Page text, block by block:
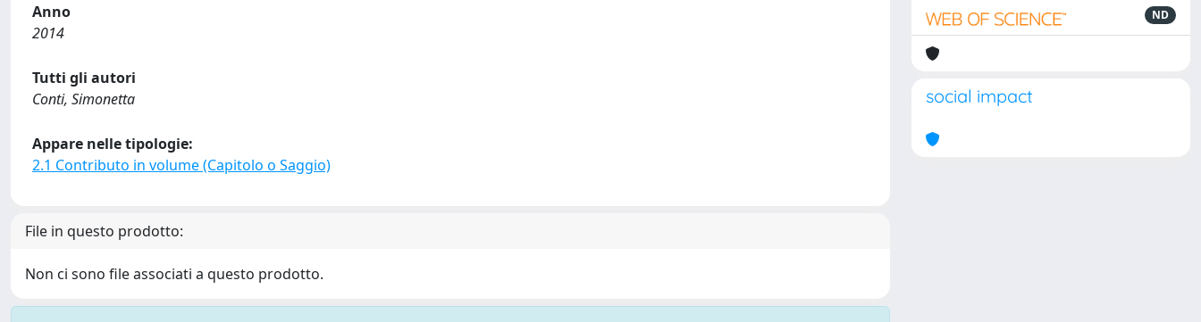
Anno
2014
Tutti gli autori
Conti, Simonetta
Appare nelle tipologie:
2.1 Contributo in volume (Capitolo o Saggio)
File in questo prodotto:
Non ci sono file associati a questo prodotto.
ND
social impact